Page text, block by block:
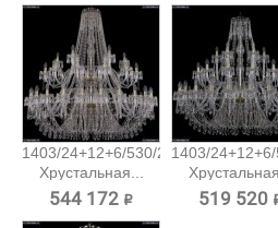
1403/24+12+6/530/2d/G
Хрустальная...
544 172 ₽
1403/24+12+6/
519 520